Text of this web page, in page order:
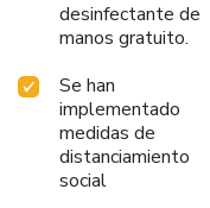
desinfectante de
manos gratuito.
Se han
implementado
medidas de
distanciamiento
social